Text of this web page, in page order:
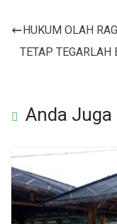
HUKUM OLAH
TETAP TEGARLAH
Anda